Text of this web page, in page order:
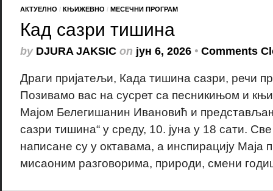
АКТУЕЛНО / КЊИЖЕВНО / МЕСЕЧНИ ПРОГРАМ
Кад сазри тишина
by DJURA JAKSICon јун 6, 2026 • Comments
Драги пријатељи, Када тишина сазри, речи
Позивамо вас на сусрет са песникињом и
Мајом Белегишанин Ивановић и
сазри тишина“ у среду, 10. јуна у 18 сати.
написане су у октавама, а инспирацију Маја
мисаоним разговорима, природи, смени